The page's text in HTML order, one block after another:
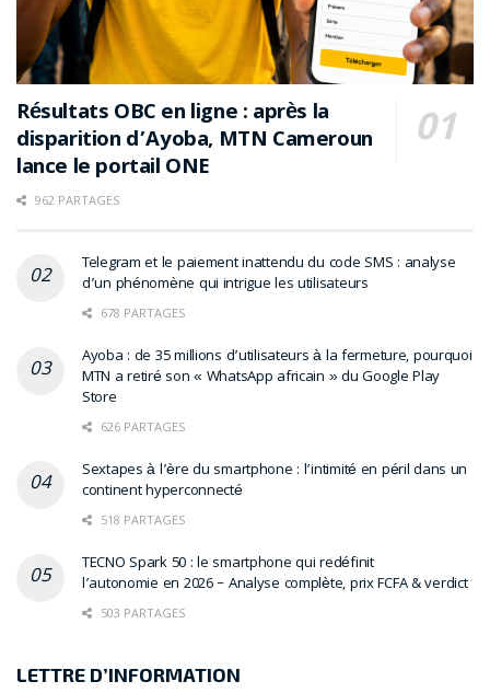
Résultats OBC en ligne : après la
disparition d’Ayoba, MTN Cameroun
lance le portail ONE
962 PARTAGES
Telegram et le paiement inattendu du code SMS : analyse
d’un phénomène qui intrigue les utilisateurs
678 PARTAGES
Ayoba : de 35 millions d’utilisateurs à la fermeture, pourquoi
MTN a retiré son « WhatsApp africain » du Google Play
Store
626 PARTAGES
Sextapes à l’ère du smartphone : l’intimité en péril dans un
continent hyperconnecté
518 PARTAGES
TECNO Spark 50 : le smartphone qui redéfinit
l’autonomie en 2026 – Analyse complète, prix FCFA & verdict
503 PARTAGES
LETTRE D’INFORMATION